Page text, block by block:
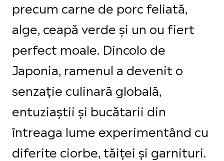
precum carne de porc feliată,
alge, ceapă verde și un ou fiert
perfect moale. Dincolo de
Japonia, ramenul a devenit o
senzație culinară globală,
entuziaștii și bucătarii din
întreaga lume experimentând cu
diferite ciorbe, tăiței și garnituri.